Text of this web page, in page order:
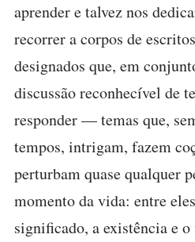
aprender e talvez nos
recorrer a corpos de
designados que, em
discussão reconhecível de
responder — temas que,
tempos, intrigam, fazem
perturbam quase qualquer
momento da vida: entre
significado, a existência e